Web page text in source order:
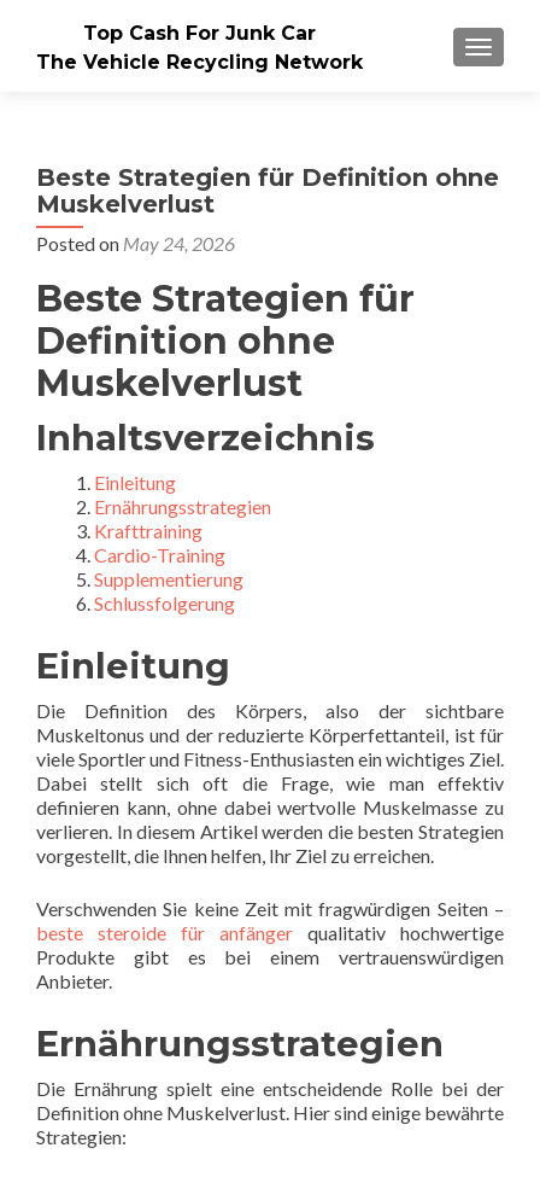
Top Cash For Junk Car
The Vehicle Recycling Network
Beste Strategien für Definition ohne
Muskelverlust
Posted on May 24, 2026
Beste Strategien für
Definition ohne
Muskelverlust
Inhaltsverzeichnis
Einleitung
Ernährungsstrategien
Krafttraining
Cardio-Training
Supplementierung
Schlussfolgerung
Einleitung
Die Definition des Körpers, also der sichtbare
Muskeltonus und der reduzierte Körperfettanteil, ist für
viele Sportler und Fitness-Enthusiasten ein wichtiges Ziel.
Dabei stellt sich oft die Frage, wie man effektiv
definieren kann, ohne dabei wertvolle Muskelmasse zu
verlieren. In diesem Artikel werden die besten Strategien
vorgestellt, die Ihnen helfen, Ihr Ziel zu erreichen.
Verschwenden Sie keine Zeit mit fragwürdigen Seiten –
beste steroide für anfänger qualitativ hochwertige
Produkte gibt es bei einem vertrauenswürdigen
Anbieter.
Ernährungsstrategien
Die Ernährung spielt eine entscheidende Rolle bei der
Definition ohne Muskelverlust. Hier sind einige bewährte
Strategien: